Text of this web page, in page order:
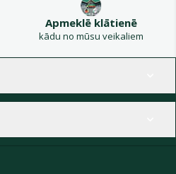
Apmeklē klātienē
kādu no mūsu veikaliem